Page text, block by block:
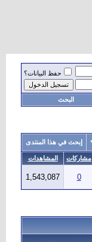
حفظ البيانات؟
البحث
إبحث في هذا المنتدى
مشاركات المشاهدات
0
1,543,087